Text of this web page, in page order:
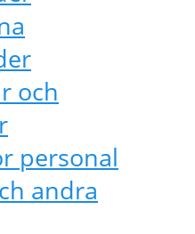
och
personal
andra